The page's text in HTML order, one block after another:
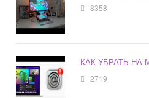
8358
КАК УБРАТЬ
2719